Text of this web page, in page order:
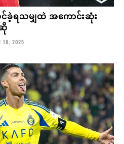
ရသမျှထဲ အကောင်းဆုံး
10, 2025